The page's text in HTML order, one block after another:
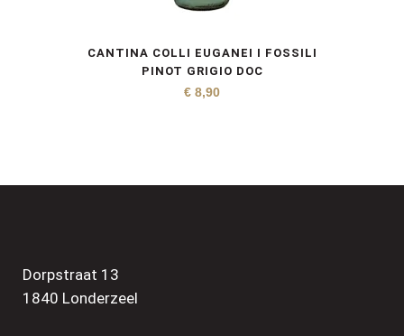
CANTINA COLLI EUGANEI I FOSSILI
PINOT GRIGIO DOC
€ 8,90
Dorpstraat 13
1840 Londerzeel